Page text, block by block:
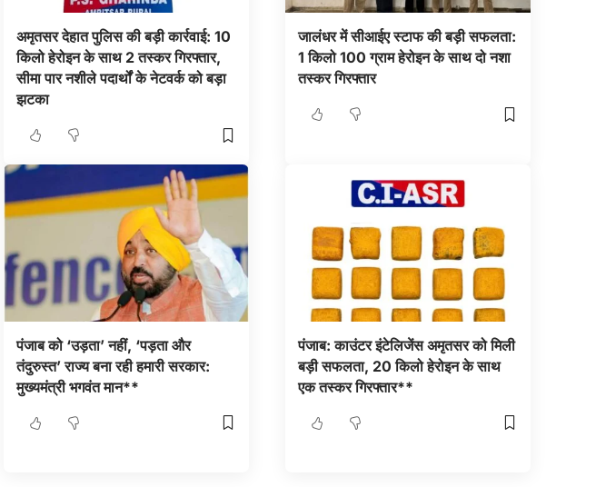
अमृतसर देहात पुलिस की बड़ी कार्रवाई: 10
किलो हेरोइन के साथ 2 तस्कर गिरफ्तार,
सीमा पार नशीले पदार्थों के नेटवर्क को बड़ा
झटका
जालंधर में सीआईए स्टाफ की बड़ी सफलता:
1 किलो 100 ग्राम हेरोइन के साथ दो नशा
तस्कर गिरफ्तार
पंजाब को ‘उड़ता’ नहीं, ‘पड़ता और
तंदुरुस्त’ राज्य बना रही हमारी सरकार:
मुख्यमंत्री भगवंत मान**
पंजाब: काउंटर इंटेलिजेंस अमृतसर को मिली
बड़ी सफलता, 20 किलो हेरोइन के साथ
एक तस्कर गिरफ्तार**